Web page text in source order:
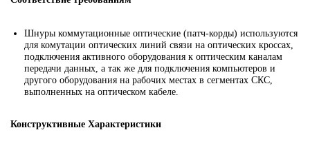
Шнуры коммутационные оптические (патч-корды) используются
для комутации оптических линий связи на оптических кроссах,
подключения активного оборудования к оптическим каналам
передачи данных, а так же для подключения компьютеров и
другого оборудования на рабочих местах в сегментах СКС,
выполненных на оптическом кабеле.
Конструктивные Характеристики